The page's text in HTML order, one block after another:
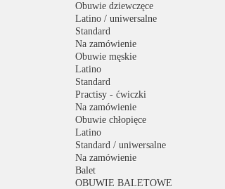
Obuwie dziewczęce
Latino / uniwersalne
Standard
Na zamówienie
Obuwie męskie
Latino
Standard
Practisy - ćwiczki
Na zamówienie
Obuwie chłopięce
Latino
Standard / uniwersalne
Na zamówienie
Balet
OBUWIE BALETOWE